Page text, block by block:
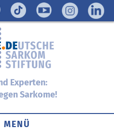
Experten:
Sarkome!
MENÜ